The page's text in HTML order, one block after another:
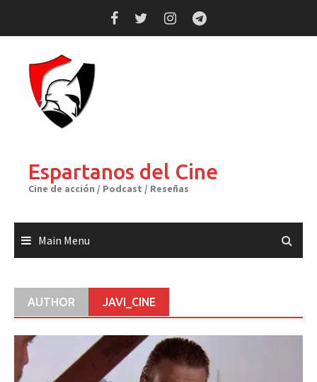
Espartanos del Cine
Cine de acción / Podcast / Reseñas
Main Menu
AUTHOR JAVI_CINE